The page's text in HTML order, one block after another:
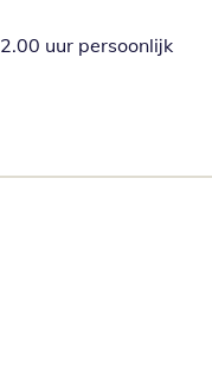
uur persoonlijk